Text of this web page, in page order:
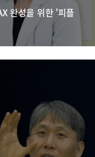
완성을 위한 '피플